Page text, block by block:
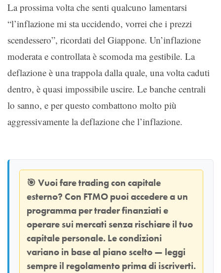
La prossima volta che senti qualcuno lamentarsi
“l’inflazione mi sta uccidendo, vorrei che i prezzi
scendessero”, ricordati del Giappone. Un’inflazione
moderata e controllata è scomoda ma gestibile. La
deflazione è una trappola dalla quale, una volta caduti
dentro, è quasi impossibile uscire. Le banche centrali
lo sanno, e per questo combattono molto più
aggressivamente la deflazione che l’inflazione.
🎯 Vuoi fare trading con capitale
esterno? Con FTMO puoi accedere a un
programma per trader finanziati e
operare sui mercati senza rischiare il tuo
capitale personale. Le condizioni
variano in base al piano scelto — leggi
sempre il regolamento prima di iscriverti.